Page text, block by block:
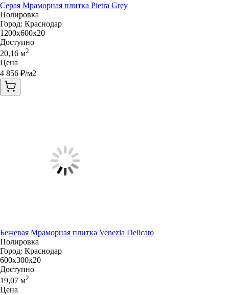
Серая Мраморная плитка Pietra Grey
Полировка
Город: Краснодар
1200x600x20
Доступно
20,16 м2
Цена
4 856 ₽/м2
Бежевая Мраморная плитка Venezia Delicato
Полировка
Город: Краснодар
600x300x20
Доступно
19,07 м2
Цена